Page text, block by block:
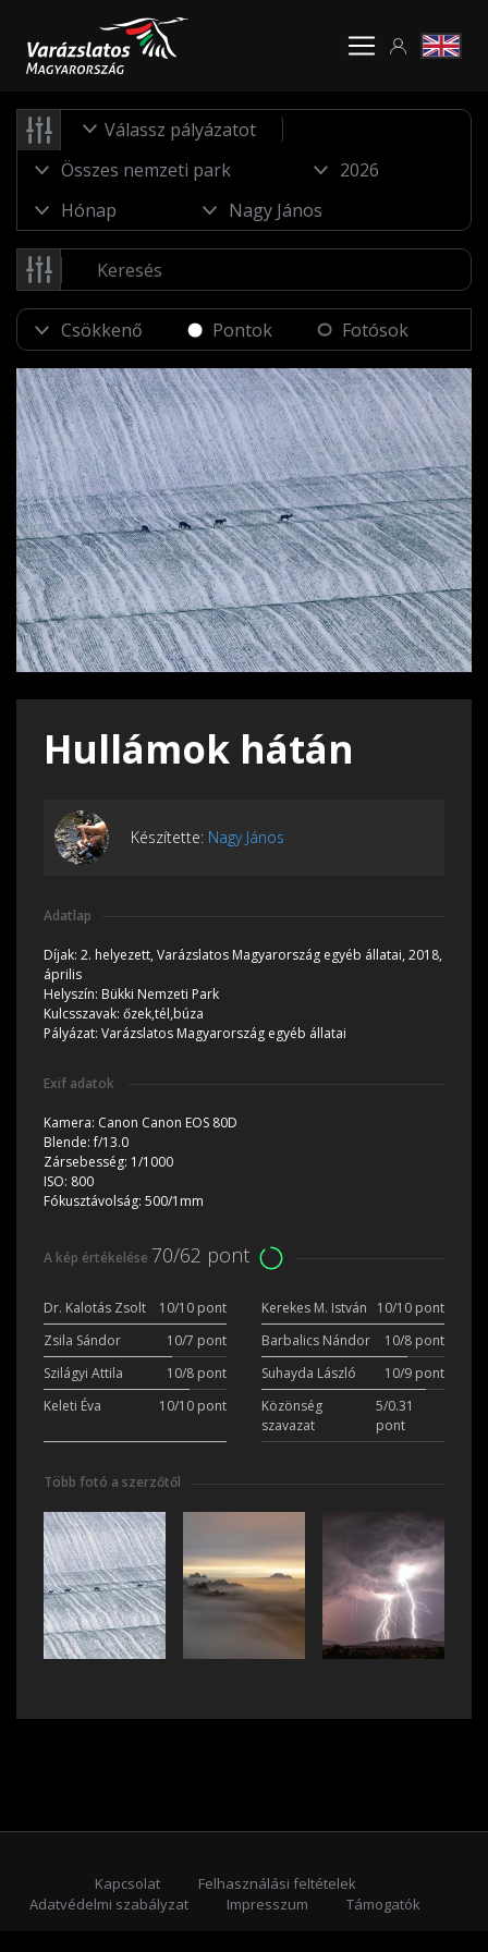
Válassz pályázatot
Pontok Fotósok
Hullámok hátán
Készítette: Nagy János
Adatlap
Díjak: 2. helyezett, Varázslatos Magyarország egyéb állatai, 2018,
április
Helyszín: Bükki Nemzeti Park
Kulcsszavak: őzek,tél,búza
Pályázat: Varázslatos Magyarország egyéb állatai
Exif adatok
Kamera: Canon Canon EOS 80D
Blende:f/13.0
Zársebesség: 1/1000
ISO: 800
Fókusztávolság: 500/1mm
A kép értékelése 70/62 pont
Dr. Kalotás Zsolt 10/10 pont Kerekes M. István
10/10 pont
Zsila Sándor
10/7 pont Barbalics Nándor
10/8 pont
Szilágyi Attila
10/8 pont Suhayda László
10/9 pont
Keleti Éva
10/10 pont
Közönség
szavazat
5/0.31
pont
Több fotó a szerzőtől
Kapcsolat
Felhasználási feltételek
Adatvédelmi szabályzat
Impresszum
Támogatók